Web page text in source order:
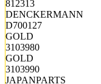
812313
DENCKERMANN
D700127
GOLD
3103980
GOLD
3103990
JAPANPARTS